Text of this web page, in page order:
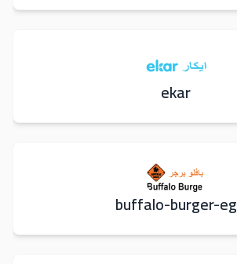
ekar
buffalo-burger-eg